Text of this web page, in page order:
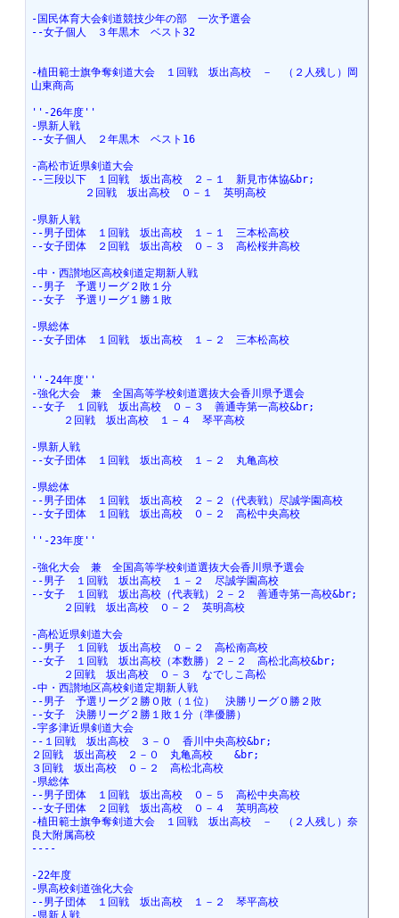
-国民体育大会剣道競技少年の部　一次予選会
--女子個人　３年黒木　ベスト32
-植田範士旗争奪剣道大会　１回戦　坂出高校　－　（２人残し）岡
山東商高
''-26年度''
-県新人戦
--女子個人　２年黒木　ベスト16
-高松市近県剣道大会
--三段以下　１回戦　坂出高校　２－１　新見市体協&br;
２回戦　坂出高校　０－１　英明高校
-県新人戦
--男子団体　１回戦　坂出高校　１－１　三本松高校
--女子団体　２回戦　坂出高校　０－３　高松桜井高校
-中・西讃地区高校剣道定期新人戦
--男子　予選リーグ２敗１分
--女子　予選リーグ１勝１敗
-県総体
--女子団体　１回戦　坂出高校　１－２　三本松高校
''-24年度''
-強化大会　兼　全国高等学校剣道選抜大会香川県予選会
--女子　１回戦　坂出高校　０－３　善通寺第一高校&br;
２回戦　坂出高校　１－４　琴平高校
-県新人戦
--女子団体　１回戦　坂出高校　１－２　丸亀高校
-県総体
--男子団体　１回戦　坂出高校　２－２（代表戦）尽誠学園高校
--女子団体　１回戦　坂出高校　０－２　高松中央高校
''-23年度''
-強化大会　兼　全国高等学校剣道選抜大会香川県予選会
--男子　１回戦　坂出高校　１－２　尽誠学園高校
--女子　１回戦　坂出高校（代表戦）２－２　善通寺第一高校&br;
２回戦　坂出高校　０－２　英明高校
-高松近県剣道大会
--男子　１回戦　坂出高校　０－２　高松南高校
--女子　１回戦　坂出高校（本数勝）２－２　高松北高校&br;
２回戦　坂出高校　０－３　なでしこ高松
-中・西讃地区高校剣道定期新人戦
--男子　予選リーグ２勝０敗（１位）　決勝リーグ０勝２敗
--女子　決勝リーグ２勝１敗１分（準優勝）
-宇多津近県剣道大会
--１回戦　坂出高校　３－０　香川中央高校&br;
２回戦　坂出高校　２－０　丸亀高校　　&br;
３回戦　坂出高校　０－２　高松北高校
-県総体
--男子団体　１回戦　坂出高校　０－５　高松中央高校
--女子団体　２回戦　坂出高校　０－４　英明高校
-植田範士旗争奪剣道大会　１回戦　坂出高校　－　（２人残し）奈
良大附属高校
----
-22年度
-県高校剣道強化大会
--男子団体　１回戦　坂出高校　１－２　琴平高校